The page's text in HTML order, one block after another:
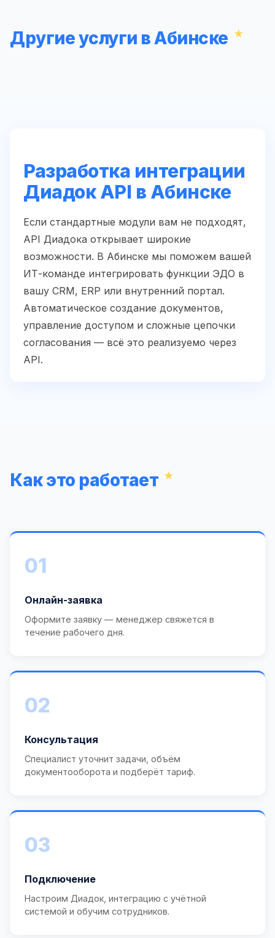
Другие услуги в Абинске
Разработка интеграции
Диадок API в Абинске
Если стандартные модули вам не подходят,
API Диадока открывает широкие
возможности. В Абинске мы поможем вашей
ИТ-команде интегрировать функции ЭДО в
вашу CRM, ERP или внутренний портал.
Автоматическое создание документов,
управление доступом и сложные цепочки
согласования — всё это реализуемо через
API.
Как это работает
01
Онлайн-заявка
Оформите заявку — менеджер свяжется в
течение рабочего дня.
02
Консультация
Специалист уточнит задачи, объём
документооборота и подберёт тариф.
03
Подключение
Настроим Диадок, интеграцию с учётной
системой и обучим сотрудников.